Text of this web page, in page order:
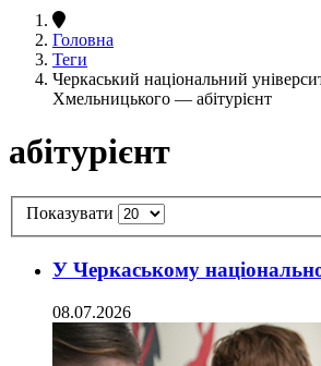
Головна
Теги
Черкаський національний
Хмельницького — абітурієнт
абітурієнт
Показувати
У Черкаському
08.07.2026